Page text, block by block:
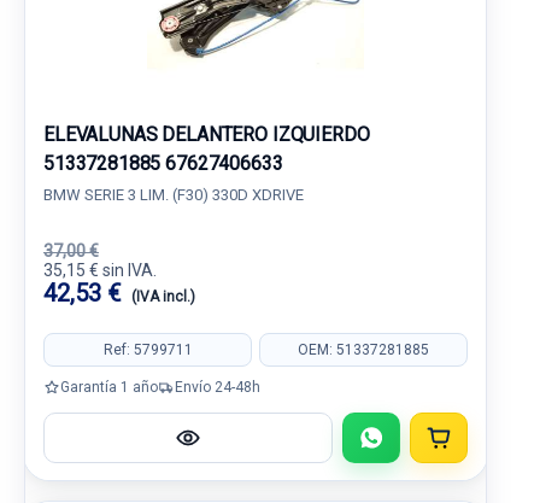
ELEVALUNAS DELANTERO IZQUIERDO
51337281885 67627406633
BMW SERIE 3 LIM. (F30) 330D XDRIVE
37,00 €
35,15 € sin IVA.
42,53 € (IVA incl.)
Ref: 5799711 OEM: 51337281885
Garantía 1 año Envío 24-48h